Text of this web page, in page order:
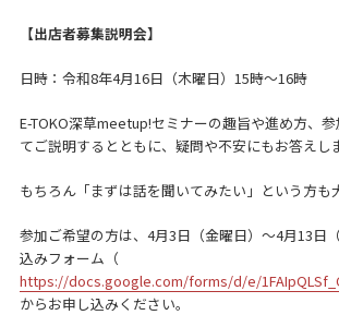
【出店者募集説明会】
日時：令和8年4月16日（木曜日）15時〜16時
E-TOKO深草meetup!セミナーの趣旨や進め方、
てご説明するとともに、疑問や不安にもお答えし
もちろん「まずは話を聞いてみたい」という方も
参加ご希望の方は、4月3日（金曜日）～4月13日
込みフォーム（
https://docs.google.com/forms/d/e/
からお申し込みください。